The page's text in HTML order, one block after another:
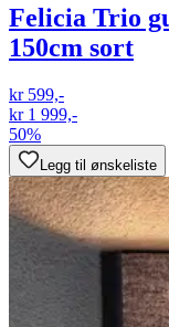
Felicia Trio
150cm sort
kr 599,-
kr 1 999,-
50%
Legg til ønskeliste